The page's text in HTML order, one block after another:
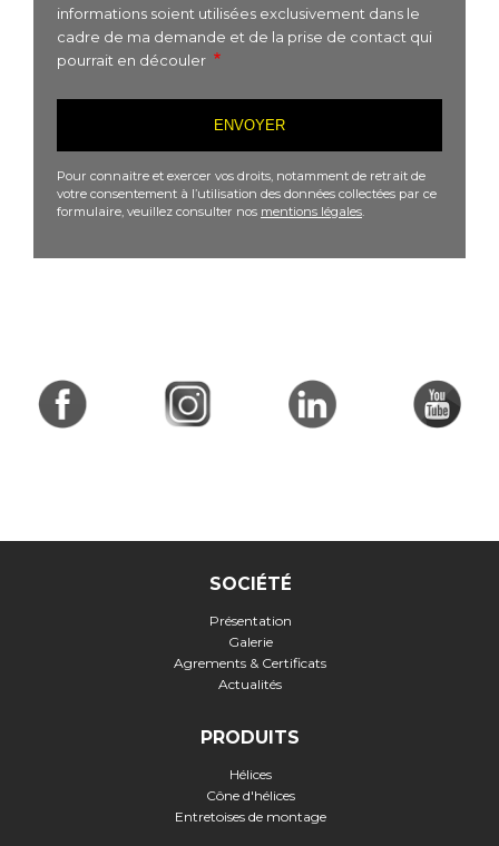
informations soient utilisées exclusivement dans le
cadre de ma demande et de la prise de contact qui
pourrait en découler
Pour connaitre et exercer vos droits, notamment de retrait de
votre consentement à l’utilisation des données collectées par ce
formulaire, veuillez consulter nos mentions légales
SOCIÉTÉ
Présentation
Galerie
Agrements & Certificats
Actualités
PRODUITS
Hélices
Cône d'hélices
Entretoises de montage